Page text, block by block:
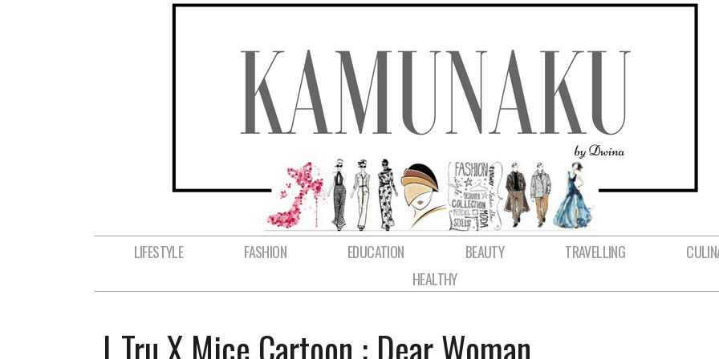
LIFESTYLE FASHION EDUCATION BEAUTY TRAVELLING
HEALTHY
L.tru X Mice Cartoon : Dear Woman